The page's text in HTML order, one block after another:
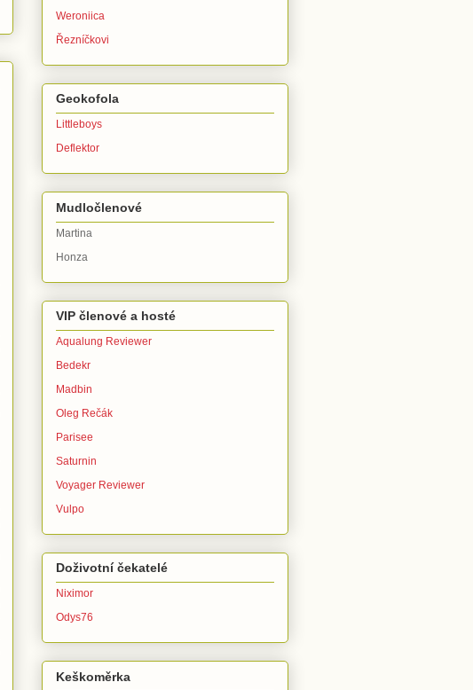
Weroniica
Řezníčkovi
Geokofola
Littleboys
Deflektor
Mudločlenové
Martina
Honza
VIP členové a hosté
Aqualung Reviewer
Bedekr
Madbin
Oleg Rečák
Parisee
Saturnin
Voyager Reviewer
Vulpo
Doživotní čekatelé
Niximor
Odys76
Keškoměrka